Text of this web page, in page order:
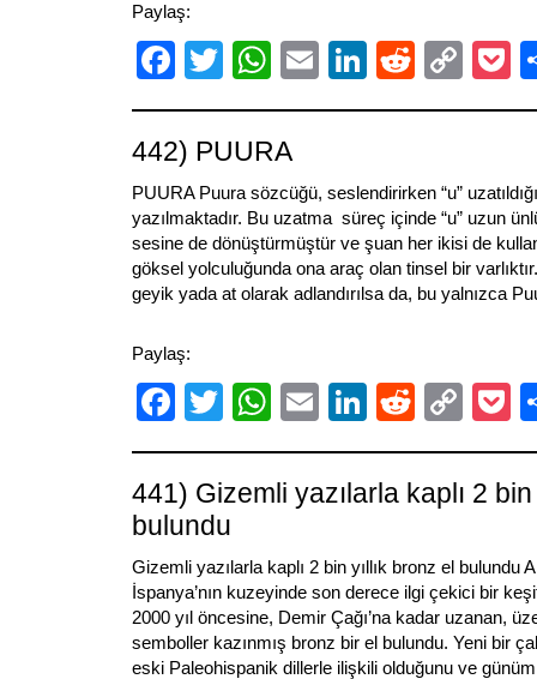
Paylaş:
Facebook
TwitterWhatsApp
EmailLinkedIn
Reddit
Link
442) PUURA
PUURA Puura sözcüğü, seslendirirken “u”
yazılmaktadır. Bu uzatma süreç içinde “u” uzun
sesine de dönüştürmüştür ve şuan her ikisi de
göksel yolculuğunda ona araç olan tinsel bir
geyik yada at olarak adlandırılsa da, bu yalnızca
Paylaş:
Facebook
TwitterWhatsApp
EmailLinkedIn
Reddit
Link
441) Gizemli yazılarla kaplı 2 bin
bulundu
Gizemli yazılarla kaplı 2 bin yıllık bronz el bulundu
İspanya’nın kuzeyinde son derece ilgi çekici bir
2000 yıl öncesine, Demir Çağı’na kadar uzanan,
semboller kazınmış bronz bir el bulundu. Yeni bir
eski Paleohispanik dillerle ilişkili olduğunu ve